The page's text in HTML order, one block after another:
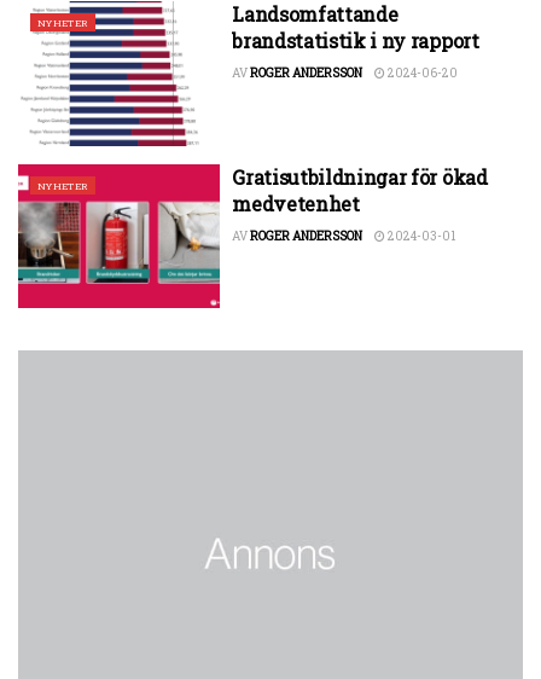
NYHETER
Landsomfattande
brandstatistik i ny rapport
AVROGER ANDERSSON 2024-06-20
NYHETER
Gratisutbildningar för ökad
medvetenhet
AVROGER ANDERSSON 2024-03-01